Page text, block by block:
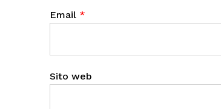
Email *
Sito web